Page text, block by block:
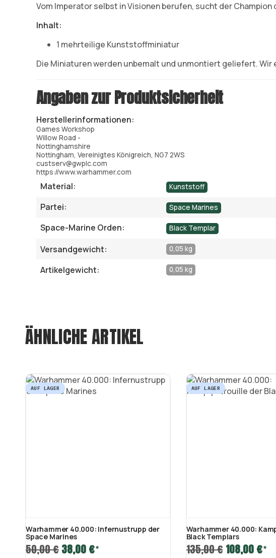
Vom Imperator selbst in Visionen berufen, sucht der
Inhalt:
1 mehrteilige Kunststoffminiatur
Die Miniaturen werden unbemalt und unmontiert geliefert.
Angaben zur Produktsicherheit
Herstellerinformationen:
Games Workshop
Willow Road -
Nottinghamshire
Nottingham, Vereinigtes Königreich, NG7 2WS
custserv@gwplc.com
https://www.warhammer.com
Material: Kunststoff
Partei: Space Marines
Space-Marine Orden: Black Templar
Versandgewicht: 0,05 kg
Artikelgewicht: 0,05 kg
ÄHNLICHE ARTIKEL
AUF LAGER
Warhammer 40.000: Infernustrupp der
Space Marines
50,00 €38,00 €*
AUF LAGER
Warhammer 40.000:
Black Templars
135,00 € 108,00 €*